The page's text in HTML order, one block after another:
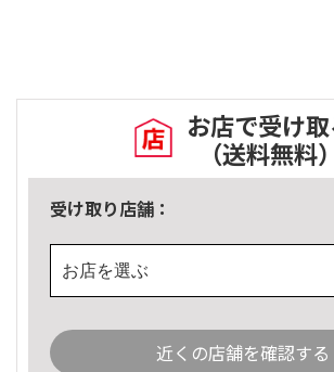
お店で受け
（送料無料）
受け取り店舗：
お店を選ぶ
近くの店舗を確認する